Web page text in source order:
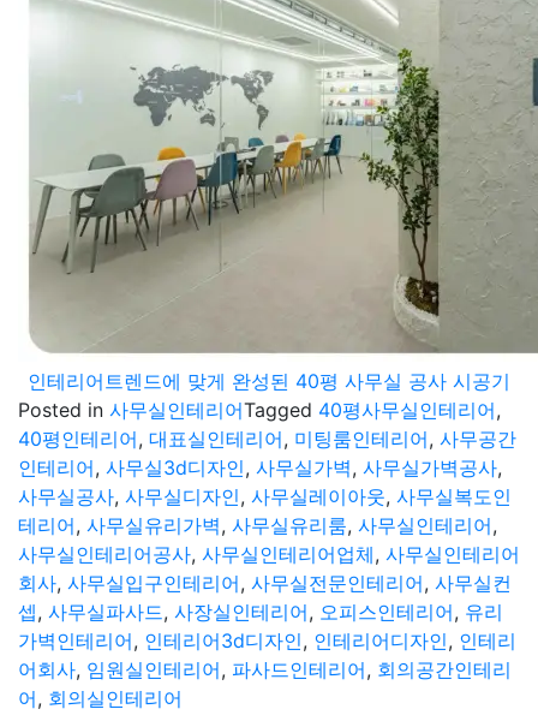
인테리어트렌드에 맞게 완성된 40평 사무실 공사 시공기
Posted in 사무실인테리어Tagged 40평사무실인테리어,
40평인테리어, 대표실인테리어, 미팅룸인테리어, 사무공간
인테리어, 사무실3d디자인, 사무실가벽, 사무실가벽공사,
사무실공사, 사무실디자인, 사무실레이아웃, 사무실복도인
테리어, 사무실유리가벽, 사무실유리룸, 사무실인테리어,
사무실인테리어공사, 사무실인테리어업체, 사무실인테리어
회사, 사무실입구인테리어, 사무실전문인테리어, 사무실컨
셉, 사무실파사드, 사장실인테리어, 오피스인테리어, 유리
가벽인테리어, 인테리어3d디자인, 인테리어디자인, 인테리
어회사, 임원실인테리어, 파사드인테리어, 회의공간인테리
어, 회의실인테리어